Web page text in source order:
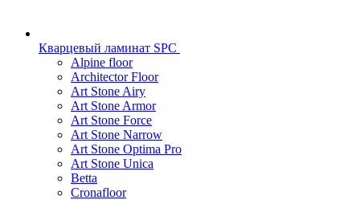
Кварцевый ламинат SPC
Alpine floor
Architector Floor
Art Stone Airy
Art Stone Armor
Art Stone Force
Art Stone Narrow
Art Stone Optima Pro
Art Stone Unica
Betta
Cronafloor